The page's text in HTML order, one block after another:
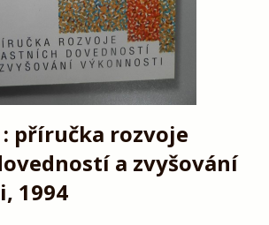
příručka rozvoje
a zvyšování
1994